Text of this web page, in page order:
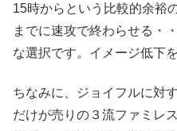
15時からという比較的余裕
までに速攻で終わらせる・
な選択です。イメージ低下
ちなみに、ジョイフルに対
だけが売りの３流ファミレ